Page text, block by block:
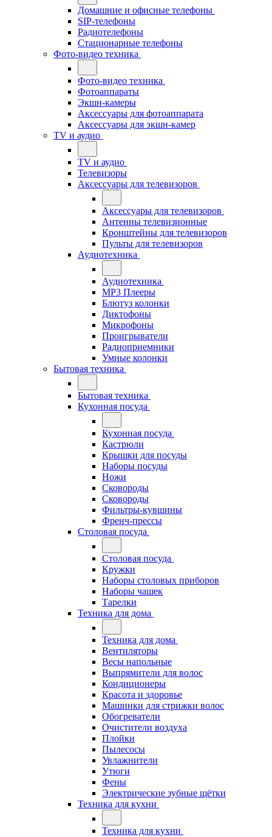
Домашние и офисные телефоны
SIP-телефоны
Радиотелефоны
Стационарные телефоны
Фото-видео техника
Фото-видео техника
Фотоаппараты
Экшн-камеры
Аксессуары для фотоаппарата
Аксессуары для экшн-камер
TV и аудио
TV и аудио
Телевизоры
Аксессуары для телевизоров
Аксессуары для телевизоров
Антенны телевизионные
Кронштейны для телевизоров
Пульты для телевизоров
Аудиотехника
Аудиотехника
MP3 Плееры
Блютуз колонки
Диктофоны
Микрофоны
Проигрыватели
Радиоприемники
Умные колонки
Бытовая техника
Бытовая техника
Кухонная посуда
Кухонная посуда
Кастрюли
Крышки для посуды
Наборы посуды
Ножи
Сковороды
Сковороды
Фильтры-кувшины
Френч-прессы
Столовая посуда
Столовая посуда
Кружки
Наборы столовых приборов
Наборы чашек
Тарелки
Техника для дома
Техника для дома
Вентиляторы
Весы напольные
Выпрямители для волос
Кондиционеры
Красота и здоровье
Машинки для стрижки волос
Обогреватели
Очистители воздуха
Плойки
Пылесосы
Увлажнители
Утюги
Фены
Электрические зубные щётки
Техника для кухни
Техника для кухни